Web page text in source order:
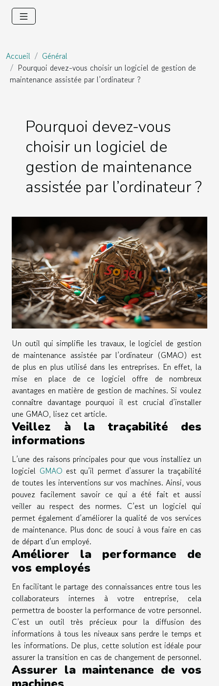
Accueil
Général
Pourquoi devez-vous choisir un logiciel de gestion de
maintenance assistée par l’ordinateur ?
Pourquoi devez-vous
choisir un logiciel de
gestion de maintenance
assistée par l’ordinateur ?
Un outil qui simplifie les travaux, le logiciel de gestion
de maintenance assistée par l’ordinateur (GMAO) est
de plus en plus utilisé dans les entreprises. En effet, la
mise en place de ce logiciel offre de nombreux
avantages en matière de gestion de machines. Si voulez
connaître davantage pourquoi il est crucial d’installer
une GMAO, lisez cet article.
Veillez à la traçabilité des
informations
L’une des raisons principales pour que vous installiez un
logiciel GMAO est qu’il permet d’assurer la traçabilité
de toutes les interventions sur vos machines. Ainsi, vous
pouvez facilement savoir ce qui a été fait et aussi
veiller au respect des normes. C’est un logiciel qui
permet également d’améliorer la qualité de vos services
de maintenance. Plus donc de souci à vous faire en cas
de départ d’un employé.
Améliorer la performance de
vos employés
En facilitant le partage des connaissances entre tous les
collaborateurs internes à votre entreprise, cela
permettra de booster la performance de votre personnel.
C’est un outil très précieux pour la diffusion des
informations à tous les niveaux sans perdre le temps et
les informations. De plus, cette solution est idéale pour
assurer la transition en cas de changement de personnel.
Assurer la maintenance de vos